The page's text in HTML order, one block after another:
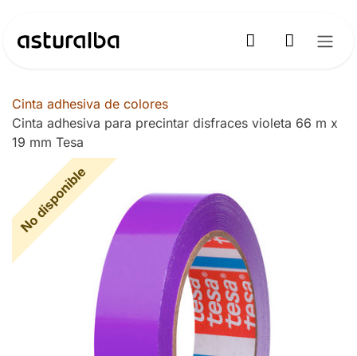
Cinta adhesiva de colores
Cinta adhesiva para precintar disfraces violeta 66 m x
19 mm Tesa
No disponible